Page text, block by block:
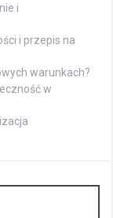
i
i przepis na
warunkach?
w